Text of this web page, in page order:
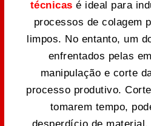
técnicas é ideal para
processos de colagem
limpos. No entanto, um
enfrentados pelas
manipulação e corte
processo produtivo.
tomarem tempo,